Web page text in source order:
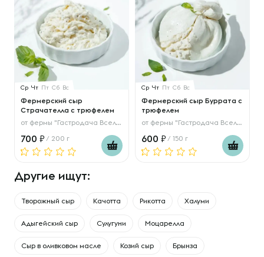
Ср Чт Пт Сб Вс
Фермерский сыр
Страчателла с трюфелем
от фермы "Гастродача Вселуг"
700 / 200 г
Ср Чт Пт Сб Вс
Фермерский сыр Буррата с
трюфелем
от фермы "Гастродача Вселуг"
600 / 150 г
Другие ищут:
Творожный сыр Качотта Рикотта Халуми
Адыгейский сыр Сулугуни Моцарелла
Сыр в оливковом масле Козий сыр Брынза